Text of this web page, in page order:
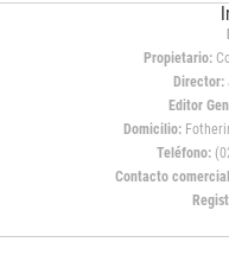
Propietario:
Director:
Editor
Domicilio:
Teléfono:
Contacto